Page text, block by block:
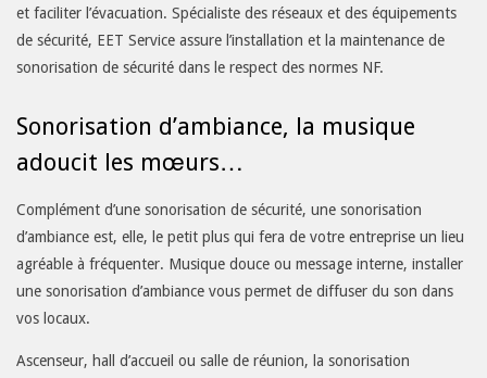
et faciliter l’évacuation. Spécialiste des réseaux et des équipements
de sécurité, EET Service assure l’installation et la maintenance de
sonorisation de sécurité dans le respect des normes NF.
Sonorisation d’ambiance, la musique
adoucit les mœurs…
Complément d’une sonorisation de sécurité, une sonorisation
d’ambiance est, elle, le petit plus qui fera de votre entreprise un lieu
agréable à fréquenter. Musique douce ou message interne, installer
une sonorisation d’ambiance vous permet de diffuser du son dans
vos locaux.
Ascenseur, hall d’accueil ou salle de réunion, la sonorisation